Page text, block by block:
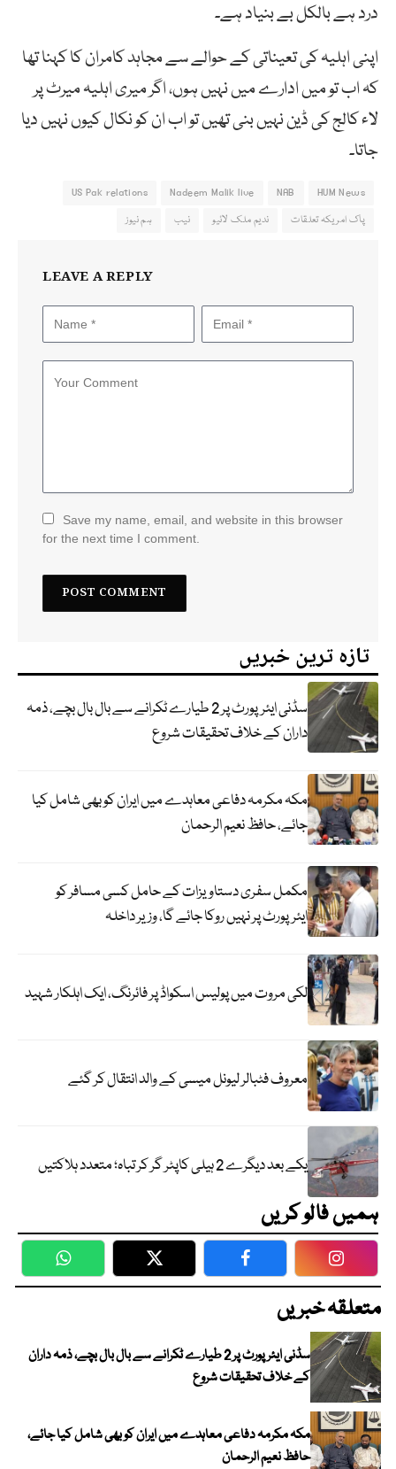
درد ہے بالکل بے بنیاد ہے۔
اپنی اہلیہ کی تعیناتی کے حوالے سے مجاہد کامران کا کہنا تھا
کہ اب تو میں ادارے میں نہیں ہوں، اگر میری اہلیہ میرٹ پر
لاء کالج کی ڈین نہیں بنی تھیں تو اب ان کو نکال کیوں نہیں دیا
جاتا۔
HUM News
NAB
Nadeem Malik live
US Pak relations
پاک امریکہ تعلقات
ندیم ملک لائیو نیب ہم نیوز
LEAVE A REPLY
Save my name, email, and website in this browser
for the next time I comment.
تازہ ترین خبریں
سڈنی ایئرپورٹ پر 2 طیارے ٹکرانے سے بال بال بچے، ذمہ
داران کے خلاف تحقیقات شروع
مکہ مکرمہ دفاعی معاہدے میں ایران کو بھی شامل کیا
جائے، حافظ نعیم الرحمان
مکمل سفری دستاویزات کے حامل کسی مسافر کو
ایئرپورٹ پر نہیں روکا جائے گا، وزیر داخلہ
لکی مروت میں پولیس اسکواڈ پر فائرنگ، ایک اہلکار شہید
معروف فٹبالر لیونل میسی کے والد انتقال کر گئے
یکے بعد دیگرے 2 ہیلی کاپٹر گر کر تباہ؛ متعدد ہلاکتیں
ہمیں فالو کریں
WhatsApp Twitter Facebook
متعلقہ خبریں
سڈنی ایئرپورٹ پر 2 طیارے ٹکرانے سے بال بال بچے، ذمہ داران
کے خلاف تحقیقات شروع
مکہ مکرمہ دفاعی معاہدے میں ایران کو بھی شامل کیا جائے،
حافظ نعیم الرحمان